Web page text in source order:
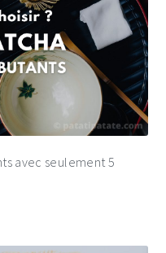
avec seulement 5